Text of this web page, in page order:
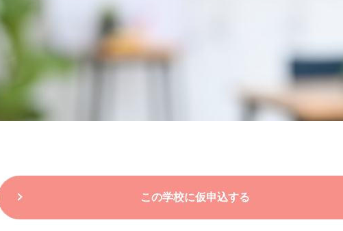
この学校に仮申込する